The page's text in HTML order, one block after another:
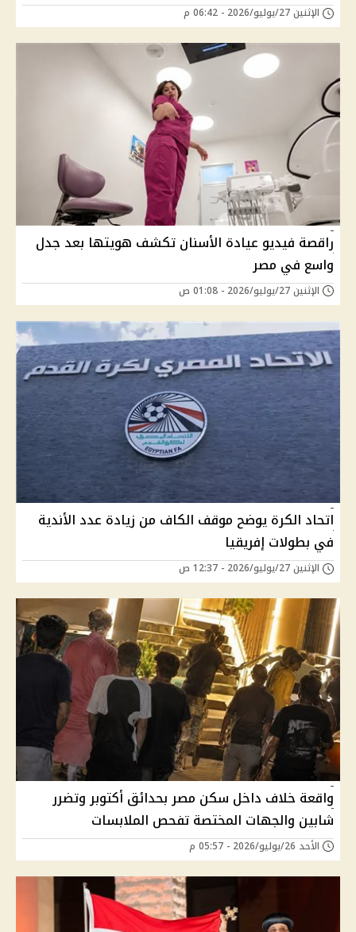
الإثنين 27/يوليو/2026 - 06:42 م
راقصة فيديو عيادة الأسنان تكشف هويتها بعد جدل
واسع في مصر
الإثنين 27/يوليو/2026 - 01:08 ص
اتحاد الكرة يوضح موقف الكاف من زيادة عدد الأندية
في بطولات إفريقيا
الإثنين 27/يوليو/2026 - 12:37 ص
واقعة خلاف داخل سكن مصر بحدائق أكتوبر وتضرر
شابين والجهات المختصة تفحص الملابسات
الأحد 26/يوليو/2026 - 05:57 م